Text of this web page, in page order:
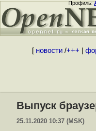
Профиль:
[ новости/+++
Выпуск
25.11.2020 10:37 (MSK)